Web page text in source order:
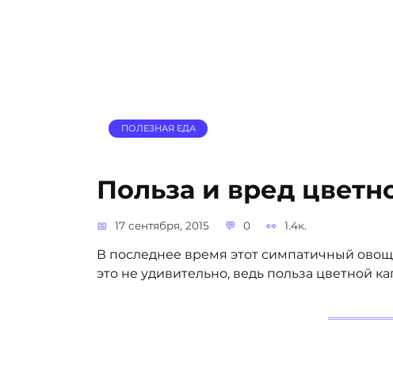
ПОЛЕЗНАЯ ЕДА
Польза и вред
17 сентября, 2015 0 1.4к.
В последнее время этот симпатичный
это не удивительно, ведь польза цветной